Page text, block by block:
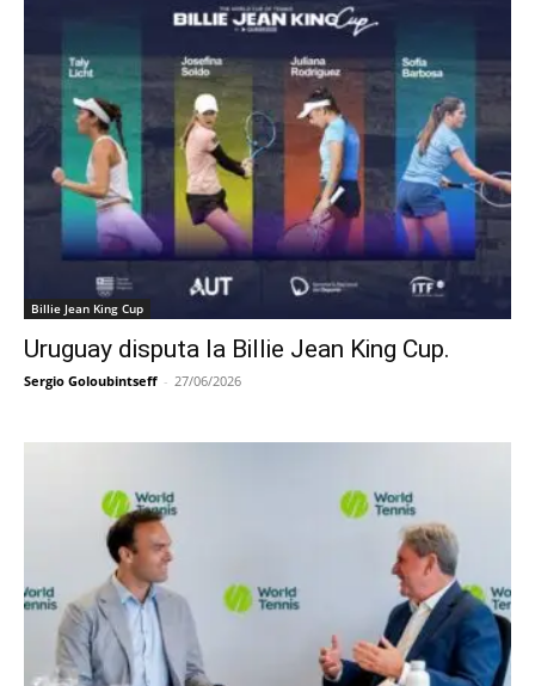
Billie Jean King Cup
Uruguay disputa la Billie Jean King Cup.
Sergio Goloubintseff - 27/06/2026